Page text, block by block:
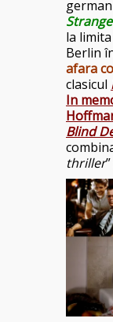
german
la
Berlin
afara
clasicul
In
Blind
thriller